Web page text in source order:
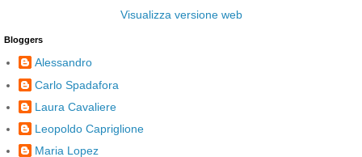
Visualizza versione web
Bloggers
Alessandro
Carlo Spadafora
Laura Cavaliere
Leopoldo Capriglione
Maria Lopez